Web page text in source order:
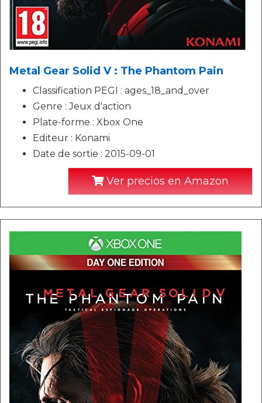
Metal Gear Solid V : The Phantom Pain
Classification PEGI : ages_18_and_over
Genre : Jeux d'action
Plate-forme : Xbox One
Editeur : Konami
Date de sortie : 2015-09-01
Ver precios en Amazon